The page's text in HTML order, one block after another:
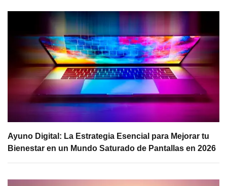
Ayuno Digital: La Estrategia Esencial para Mejorar tu
Bienestar en un Mundo Saturado de Pantallas en 2026